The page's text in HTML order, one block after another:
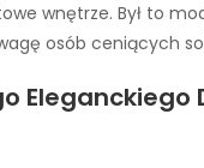
wnętrze. Był to
osób ceniących
Eleganckiego